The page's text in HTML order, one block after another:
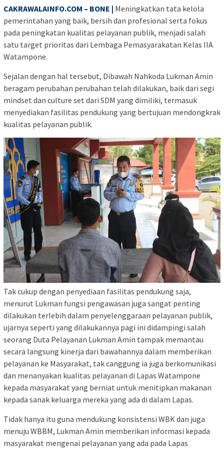
CAKRAWALAINFO.COM – BONE | Meningkatkan tata kelola
pemerintahan yang baik, bersih dan profesional serta fokus
pada peningkatan kualitas pelayanan publik, menjadi salah
satu target prioritas dari Lembaga Pemasyarakatan Kelas IIA
Watampone.
Sejalan dengan hal tersebut, Dibawah Nahkoda Lukman Amin
beragam perubahan perubahan telah dilakukan, baik dari segi
mindset dan culture set dari SDM yang dimiliki, termasuk
menyediakan fasilitas pendukung yang bertujuan mendongkrak
kualitas pelayanan publik.
Tak cukup dengan penyediaan fasilitas pendukung saja,
menurut Lukman fungsi pengawasan juga sangat penting
dilakukan terlebih dalam penyelenggaraan pelayanan publik,
ujarnya seperti yang dilakukannya pagi ini didampingi salah
seorang Duta Pelayanan Lukman Amin tampak memantau
secara langsung kinerja dari bawahannya dalam memberikan
pelayanan ke Masyarakat, tak canggung ia juga berkomunikasi
dan menanyakan kualitas pelayanan di Lapas Watampone
kepada masyarakat yang berniat untuk menitipkan makanan
kepada sanak keluarga mereka yang ada di dalam Lapas.
Tidak hanya itu guna mendukung konsistensi WBK dan juga
menuju WBBM, Lukman Amin memberikan informasi kepada
masyarakat mengenai pelayanan yang ada pada Lapas